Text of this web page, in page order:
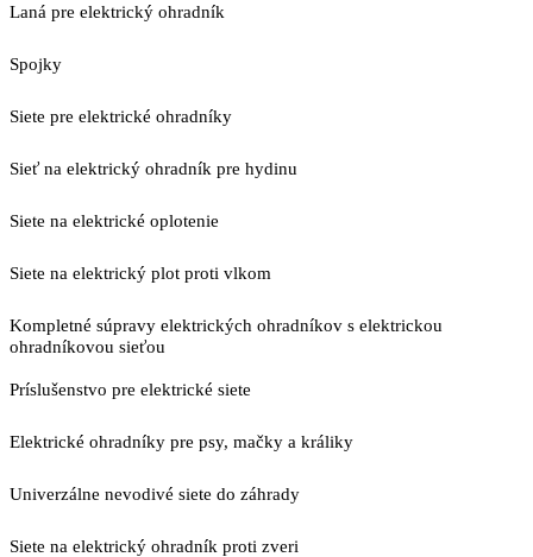
Laná pre elektrický ohradník
Spojky
Siete pre elektrické ohradníky
Sieť na elektrický ohradník pre hydinu
Siete na elektrické oplotenie
Siete na elektrický plot proti vlkom
Kompletné súpravy elektrických ohradníkov s elektrickou
ohradníkovou sieťou
Príslušenstvo pre elektrické siete
Elektrické ohradníky pre psy, mačky a králiky
Univerzálne nevodivé siete do záhrady
Siete na elektrický ohradník proti zveri